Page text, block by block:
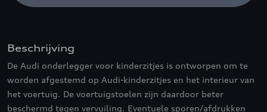
Beschrijving
De Audi onderlegger voor kinderzitjes is ontworpen om te
worden afgestemd op Audi-kinderzitjes en het interieur van
het voertuig. De voertuigstoelen zijn daardoor beter
beschermd tegen vervuiling. Eventuele sporen/afdrukken